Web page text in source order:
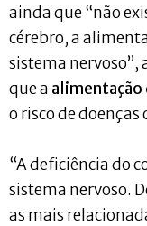
ainda que “não
cérebro, a
sistema nervoso”,
que a alimentação
o risco de
“A deficiência do
sistema nervoso.
as mais